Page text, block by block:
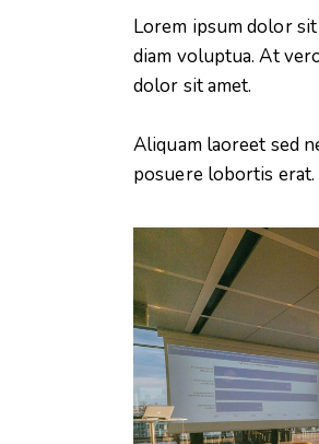
Lorem ipsum dolor
diam voluptua. At
dolor sit amet.
Aliquam laoreet sed
posuere lobortis erat.